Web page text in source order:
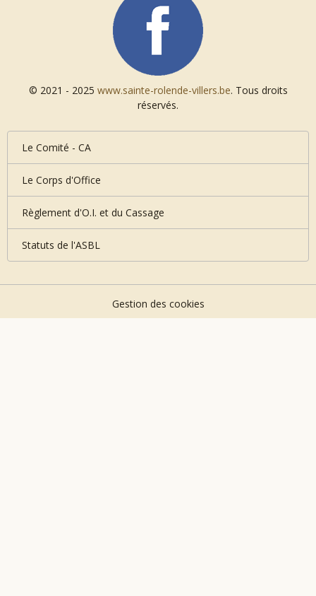
© 2021 - 2025 www.sainte-rolende-villers.be. Tous droits
réservés.
Le Comité - CA
Le Corps d'Office
Règlement d'O.I. et du Cassage
Statuts de l'ASBL
Gestion des cookies